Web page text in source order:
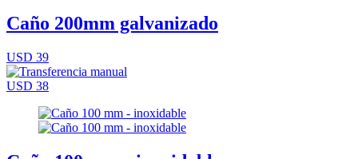
Caño 200mm galvanizado
USD 39
USD 38